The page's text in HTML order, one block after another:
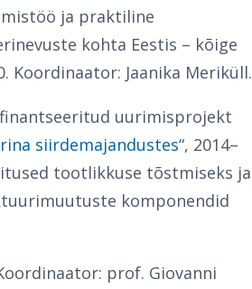
ja praktiline
kohta Eestis – kõige
Koordinaator: Jaanika Meriküll.
uurimisprojekt
siirdemajandustes“, 2014–
tootlikkuse tõstmiseks ja
komponendid
prof. Giovanni